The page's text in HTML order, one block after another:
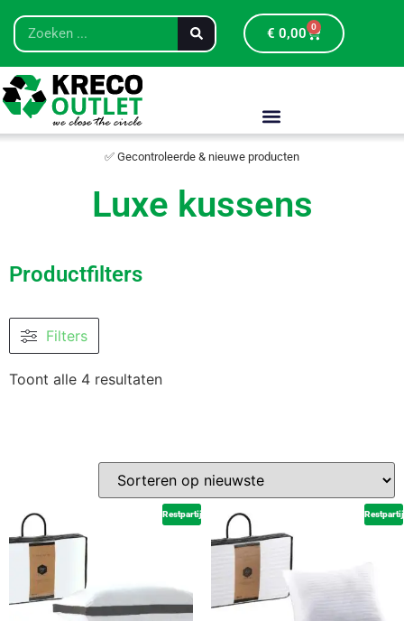
€ 0,00 0
✅ Gecontroleerde & nieuwe producten
Luxe kussens
Productfilters
Filters
Toont alle 4 resultaten
Restpartij Restpartij